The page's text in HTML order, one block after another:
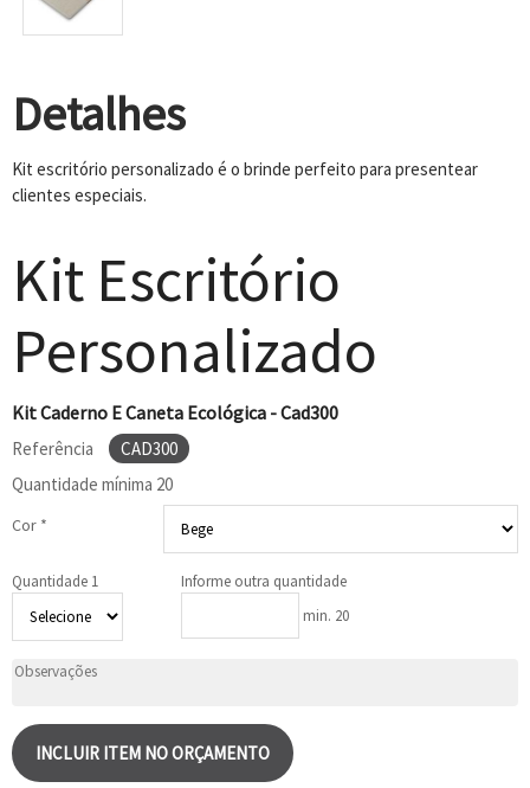
Detalhes
Kit escritório personalizado é o brinde perfeito para presentear
clientes especiais.
Kit Escritório
Personalizado
Kit Caderno E Caneta Ecológica - Cad300
Referência
CAD300
Quantidade mínima 20
Cor *
Quantidade 1
Informe outra quantidade
min. 20
INCLUIR ITEM NO ORÇAMENTO